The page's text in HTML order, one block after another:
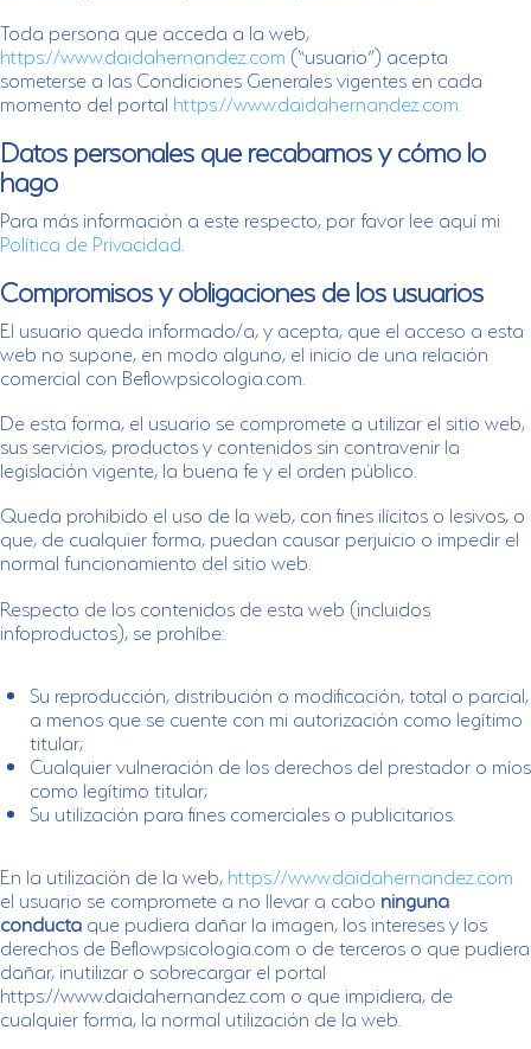
Toda persona que acceda a la web,
https://www.daidahernandez.com (“usuario”) acepta
someterse a las Condiciones Generales vigentes en cada
momento del portal https://www.daidahernandez.com.
Datos personales que recabamos y cómo lo
hago
Para más información a este respecto, por favor lee aquí mi
Política de Privacidad
Compromisos y obligaciones de los usuarios
El usuario queda informado/a, y acepta, que el acceso a esta
web no supone, en modo alguno, el inicio de una relación
comercial con Beflowpsicologia.com.
De esta forma, el usuario se compromete a utilizar el sitio web,
sus servicios, productos y contenidos sin contravenir la
legislación vigente, la buena fe y el orden público.
Queda prohibido el uso de la web, con fines ilícitos o lesivos, o
que, de cualquier forma, puedan causar perjuicio o impedir el
normal funcionamiento del sitio web.
Respecto de los contenidos de esta web (incluidos
infoproductos), se prohíbe:
Su reproducción, distribución o modificación, total o parcial,
a menos que se cuente con mi autorización como legítimo
titular;
Cualquier vulneración de los derechos del prestador o míos
como legítimo titular;
Su utilización para fines comerciales o publicitarios.
En la utilización de la web, https://www.daidahernandez.com
el usuario se compromete a no llevar a cabo ninguna
conducta que pudiera dañar la imagen, los intereses y los
derechos de Beflowpsicologia.com o de terceros o que pudiera
dañar, inutilizar o sobrecargar el portal
https://www.daidahernandez.com o que impidiera, de
cualquier forma, la normal utilización de la web.